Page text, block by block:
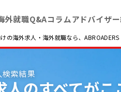
外就職Q&Aコラムアドバイザ
の海外求人・海外就職なら、ABROADERS
検索結果